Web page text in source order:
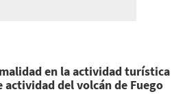
en la actividad turística
actividad del volcán de Fuego